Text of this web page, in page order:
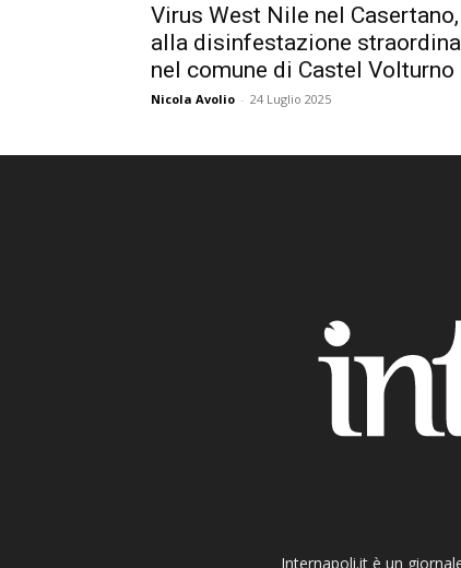
Virus West Nile nel
alla disinfestazione
nel comune di Castel Volturno
Nicola Avolio - 24 Luglio 2025
Internapoli.it è un